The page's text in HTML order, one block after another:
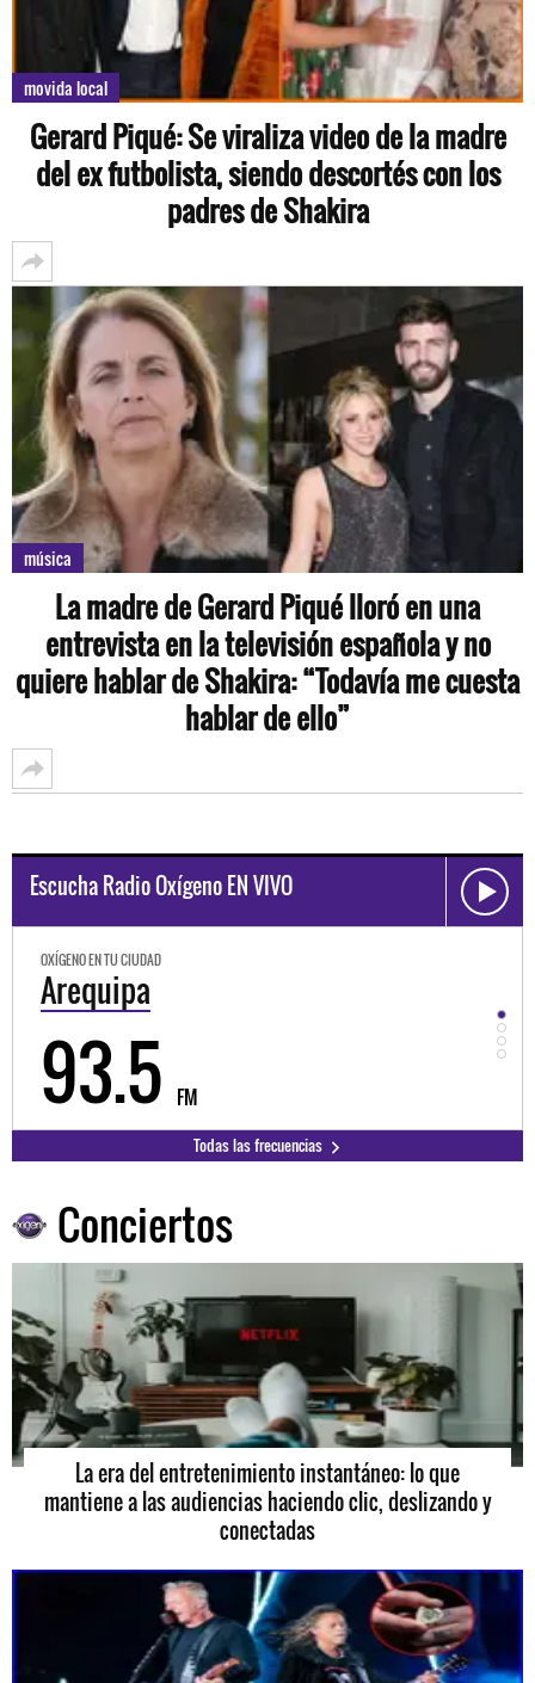
movida local
Gerard Piqué: Se viraliza video de la madre
del ex futbolista, siendo descortés con los
padres de Shakira
música
La madre de Gerard Piqué lloró en una
entrevista en la televisión española y no
quiere hablar de Shakira: “Todavía me cuesta
hablar de ello”
Escucha Radio Oxígeno EN VIVO
OXÍGENO EN TU CIUDAD
Trujillo
98.3 FM
Todas las frecuencias
Conciertos
La era del entretenimiento instantáneo: lo que
mantiene a las audiencias haciendo clic, deslizando y
conectadas